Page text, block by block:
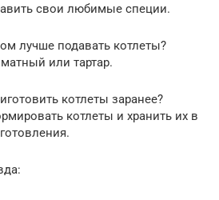
свои любимые специи.
лучше подавать котлеты?
или тартар.
котлеты заранее?
котлеты и хранить их в